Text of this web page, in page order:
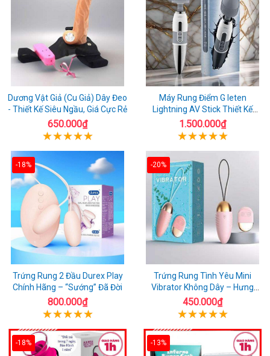
Dương Vật Giả (Cu Giả) Dây Đeo
- Thiết Kế Siêu Ngầu, Giá Cực Rẻ
650.000₫
Máy Rung Điểm G leten
Lightning AV Stick Thiết Kế
Thông Minh
1.500.000₫
-18%
Trứng Rung 2 Đầu Durex Play
Chính Hãng – “Sướng” Đã Đời
800.000₫
-20%
Trứng Rung Tình Yêu Mini
Vibrator Không Dây – Hưng
Phấn Mọi Nơi
450.000₫
-18% -13%